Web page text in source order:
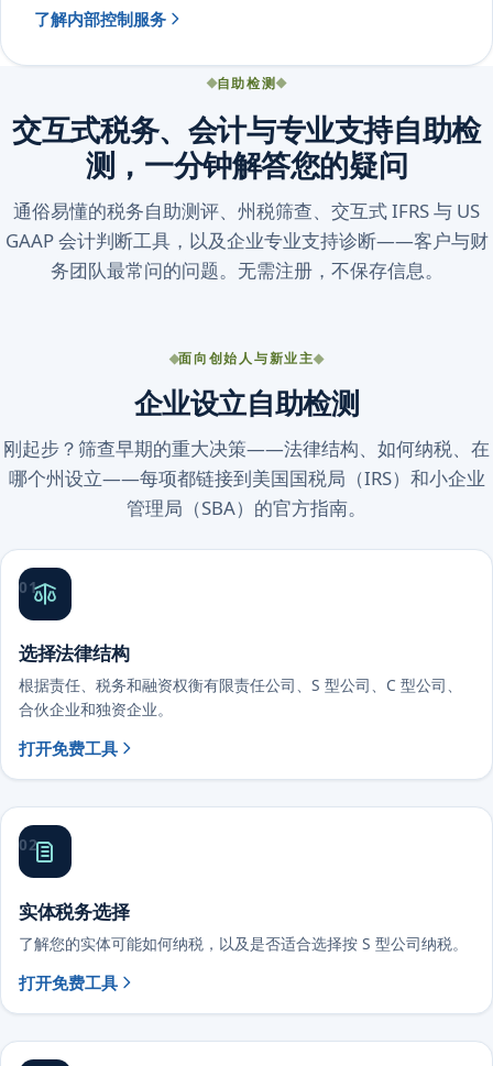
了解内部控制服务
自助检测
交互式税务、会计与专业支持自助检
测，一分钟解答您的疑问
通俗易懂的税务自助测评、州税筛查、交互式 IFRS 与 US
GAAP 会计判断工具，以及企业专业支持诊断——客户与财
务团队最常问的问题。无需注册，不保存信息。
面向创始人与新业主
企业设立自助检测
刚起步？筛查早期的重大决策——法律结构、如何纳税、在
哪个州设立——每项都链接到美国国税局（IRS）和小企业
管理局（SBA）的官方指南。
01
选择法律结构
根据责任、税务和融资权衡有限责任公司、S 型公司、C 型公司、
合伙企业和独资企业。
打开免费工具
02
实体税务选择
了解您的实体可能如何纳税，以及是否适合选择按 S 型公司纳税。
打开免费工具